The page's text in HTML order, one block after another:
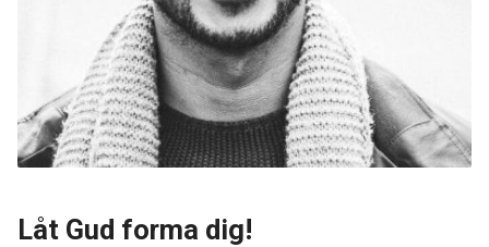
Låt Gud forma dig!